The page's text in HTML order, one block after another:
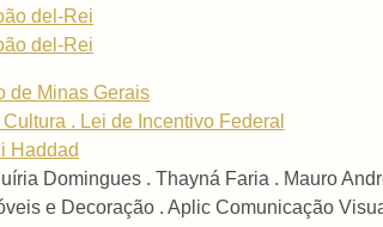
del-Rei
del-Rei
de Minas Gerais
. Lei de Incentivo Federal
Haddad
Domingues . Thayná Faria . Mauro
e Decoração . Aplic Comunicação